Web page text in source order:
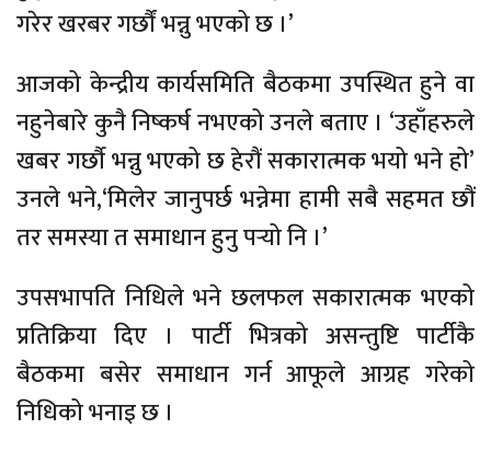
गरेर खरबर गर्छौं भन्नु भएको छ ।’
आजको केन्द्रीय कार्यसमिति बैठकमा उपस्थित हुने वा
नहुनेबारे कुनै निष्कर्ष नभएको उनले बताए । ‘उहाँहरुले
खबर गर्छौ भन्नु भएको छ हेरौं सकारात्मक भयो भने हो’
उनले भने,‘मिलेर जानुपर्छ भन्नेमा हामी सबै सहमत छौं
तर समस्या त समाधान हुनु पर्‍यो नि ।’
उपसभापति निधिले भने छलफल सकारात्मक भएको
प्रतिक्रिया दिए । पार्टी भित्रको असन्तुष्टि पार्टीकै
बैठकमा बसेर समाधान गर्न आफूले आग्रह गरेको
निधिको भनाइ छ ।